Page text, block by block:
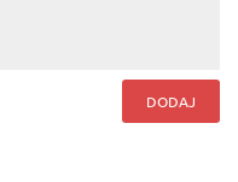
DODAJ